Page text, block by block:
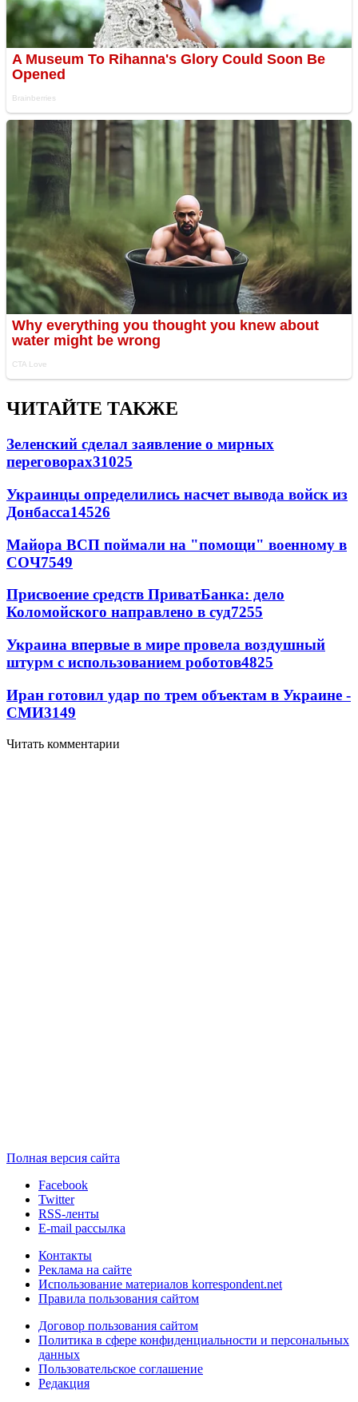
ЧИТАЙТЕ ТАКЖЕ
Зеленский сделал заявление о мирных
переговорах31025
Украинцы определились насчет вывода войск из
Донбасса14526
Майора ВСП поймали на "помощи" военному в
СОЧ7549
Присвоение средств ПриватБанка: дело
Коломойского направлено в суд7255
Украина впервые в мире провела воздушный
штурм с использованием роботов4825
Иран готовил удар по трем объектам в Украине -
СМИ3149
Читать комментарии
Полная версия сайта
Facebook
Twitter
RSS-ленты
E-mail рассылка
Контакты
Реклама на сайте
Использование материалов korrespondent.net
Правила пользования сайтом
Договор пользования сайтом
Политика в сфере конфиденциальности и персональных
данных
Пользовательское соглашение
Редакция